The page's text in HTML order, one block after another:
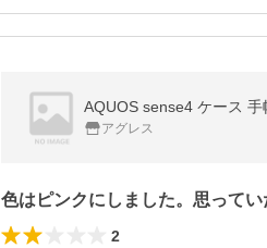
AQUOS sense4 ケース
アグレス
色はピンクにしました。思って
2